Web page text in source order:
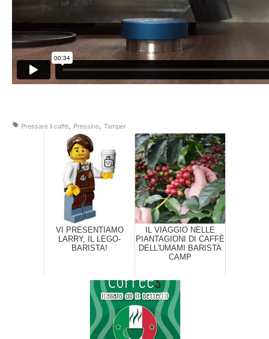
Pressare il caffé, Pressino, Tamper
VI PRESENTIAMO
LARRY, IL LEGO-
BARISTA!
IL VIAGGIO NELLE
PIANTAGIONI DI CAFFÈ
DELL'UMAMI BARISTA
CAMP